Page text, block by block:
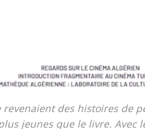
revenaient des histoires de
jeunes que le livre. Avec